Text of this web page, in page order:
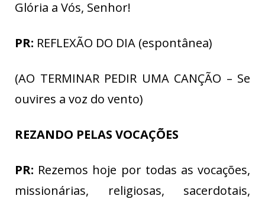
Glória a Vós, Senhor!
PR: REFLEXÃO DO DIA (espontânea)
(AO TERMINAR PEDIR UMA CANÇÃO – Se
ouvires a voz do vento)
REZANDO PELAS VOCAÇÕES
PR: Rezemos hoje por todas as vocações,
missionárias, religiosas, sacerdotais,